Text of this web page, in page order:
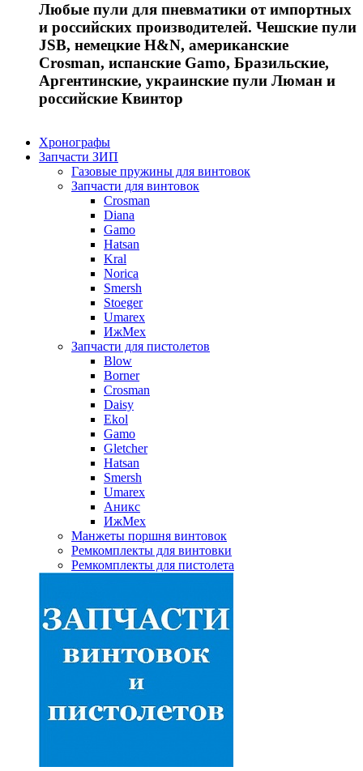
Любые пули для пневматики от импортных
и российских производителей. Чешские пули
JSB, немецкие H&N, американские
Crosman, испанские Gamo, Бразильские,
Аргентинские, украинские пули Люман и
российские Квинтор
Хронографы
Запчасти ЗИП
Газовые пружины для винтовок
Запчасти для винтовок
Crosman
Diana
Gamo
Hatsan
Kral
Norica
Smersh
Stoeger
Umarex
ИжМех
Запчасти для пистолетов
Blow
Borner
Crosman
Daisy
Ekol
Gamo
Gletcher
Hatsan
Smersh
Umarex
Аникс
ИжМех
Манжеты поршня винтовок
Ремкомплекты для винтовки
Ремкомплекты для пистолета